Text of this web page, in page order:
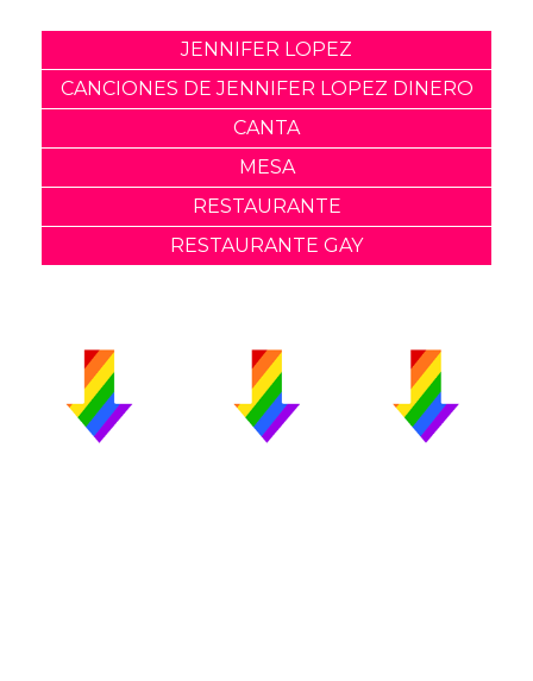
JENNIFER LOPEZ
CANCIONES DE JENNIFER LOPEZ DINERO
CANTA
MESA
RESTAURANTE
RESTAURANTE GAY